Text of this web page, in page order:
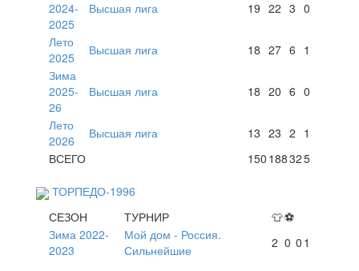
2024-
2025
Высшая лига 19 22 3 0
Лето
2025
Высшая лига 18 27 6 1
Зима
2025-
26
Высшая лига 18 20 6 0
Лето
2026
Высшая лига 13 23 2 1
ВСЕГО
150 188325
ТОРПЕДО-1996
СЕЗОН
ТУРНИР 👕⚽
Зима 2022-
2023
Мой дом - Россия.
Сильнейшие
2 0 0 1